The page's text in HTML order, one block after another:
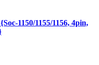
1150/1155/1156, 4pin,